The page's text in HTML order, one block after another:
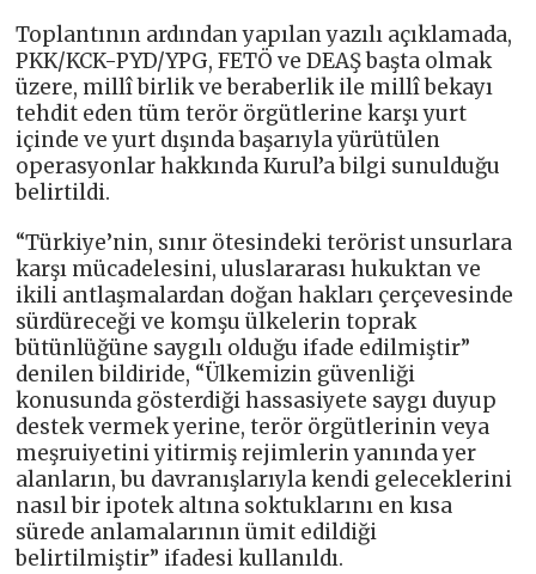
Toplantının ardından yapılan yazılı açıklamada,
PKK/KCK-PYD/YPG, FETÖ ve DEAŞ başta olmak
üzere, millî birlik ve beraberlik ile millî bekayı
tehdit eden tüm terör örgütlerine karşı yurt
içinde ve yurt dışında başarıyla yürütülen
operasyonlar hakkında Kurul’a bilgi sunulduğu
belirtildi.
“Türkiye’nin, sınır ötesindeki terörist unsurlara
karşı mücadelesini, uluslararası hukuktan ve
ikili antlaşmalardan doğan hakları çerçevesinde
sürdüreceği ve komşu ülkelerin toprak
bütünlüğüne saygılı olduğu ifade edilmiştir”
denilen bildiride, “Ülkemizin güvenliği
konusunda gösterdiği hassasiyete saygı duyup
destek vermek yerine, terör örgütlerinin veya
meşruiyetini yitirmiş rejimlerin yanında yer
alanların, bu davranışlarıyla kendi geleceklerini
nasıl bir ipotek altına soktuklarını en kısa
sürede anlamalarının ümit edildiği
belirtilmiştir” ifadesi kullanıldı.